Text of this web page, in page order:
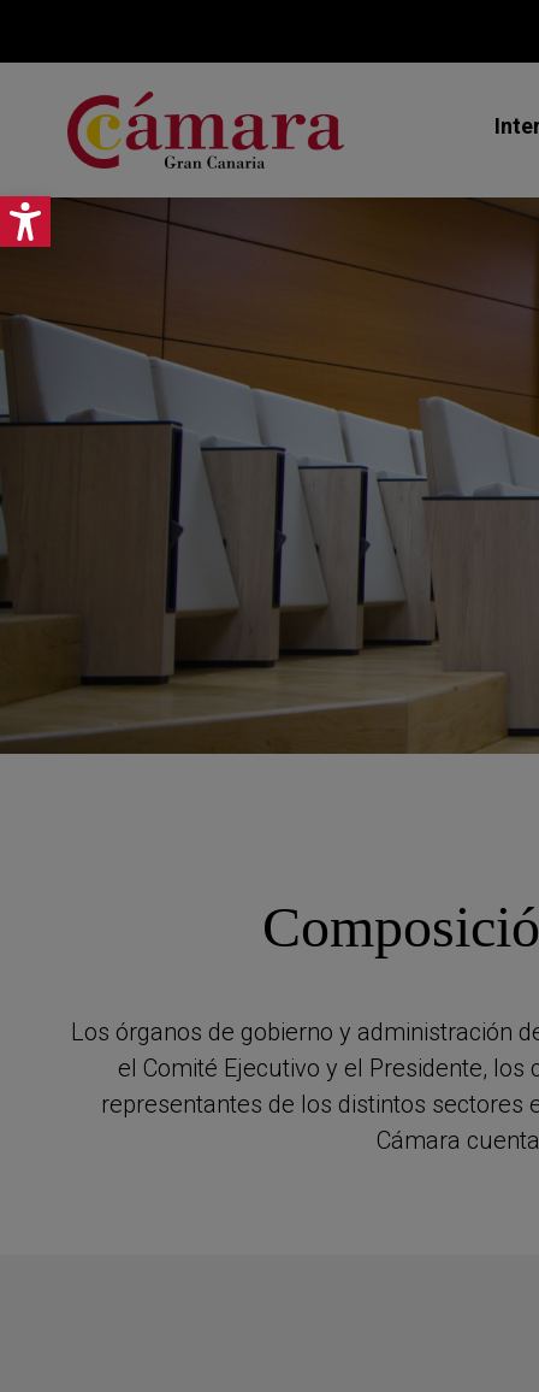
Abrir barra de herramientas
Los órganos de gobierno y administración
el Comité Ejecutivo y el Presidente,
representantes de los distintos sectores
Cámara